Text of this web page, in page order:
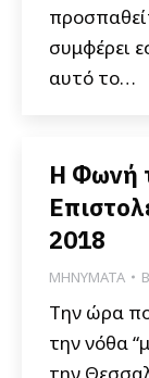
συμφέρει
αυτό το…
Η Φωνή
2018
ΜΗΝΥΜΑΤΑ
Την ώρα
την νόθα